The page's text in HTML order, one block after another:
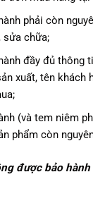
phải còn
sửa chữa;
đầy đủ thông
xuất, tên khách
(và tem niêm
phẩm còn
được bảo